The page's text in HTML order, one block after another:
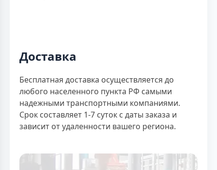
Доставка
Бесплатная доставка осуществляется до
любого населенного пункта РФ самыми
надежными транспортными компаниями.
Срок составляет 1-7 суток с даты заказа и
зависит от удаленности вашего региона.